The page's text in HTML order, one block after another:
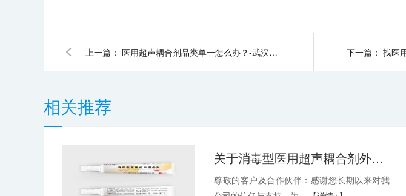
上一篇： 医用超声耦合剂品类单一怎么办？-武汉耦合医学 下一篇：
相关推荐
关于消毒型医用超声耦合剂外包装装箱方式变更的通知-武汉耦合医学
尊敬的客户及合作伙伴：感谢您长期以来对我